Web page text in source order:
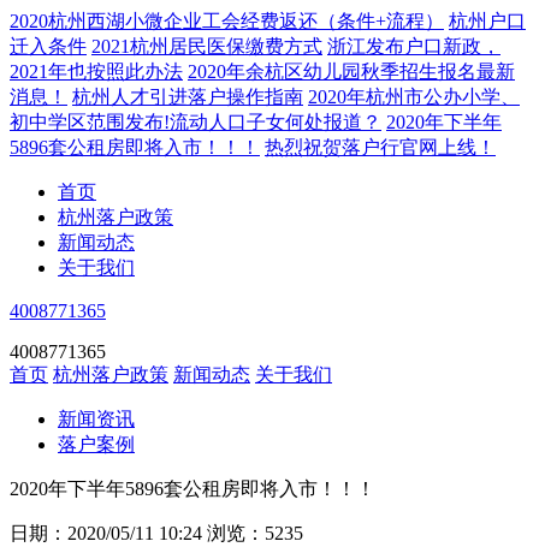
2020杭州西湖小微企业工会经费返还（条件+流程）
杭州户口
迁入条件 2021杭州居民医保缴费方式 浙江发布户口新政，
2021年也按照此办法 2020年余杭区幼儿园秋季招生报名最新
消息！
杭州人才引进落户操作指南 2020年杭州市公办小学、
初中学区范围发布!流动人口子女何处报道？ 2020年下半年
5896套公租房即将入市！！！
热烈祝贺落户行官网上线！
首页
杭州落户政策
新闻动态
关于我们
4008771365
4008771365
首页 杭州落户政策 新闻动态 关于我们
新闻资讯
落户案例
2020年下半年5896套公租房即将入市！！！
日期：2020/05/11 10:24 浏览：5235